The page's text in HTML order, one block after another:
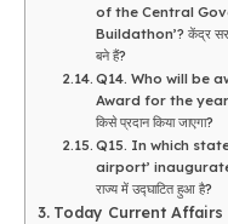
of the Central
Buildathon’? केंद्र
बने हैं?
Q14. Who will be
Award for the year
किसे प्रदान किया जाएगा?
Q15. In which
airport’ inaugurated?
राज्य में उद्घाटित हुआ है?
Today Current